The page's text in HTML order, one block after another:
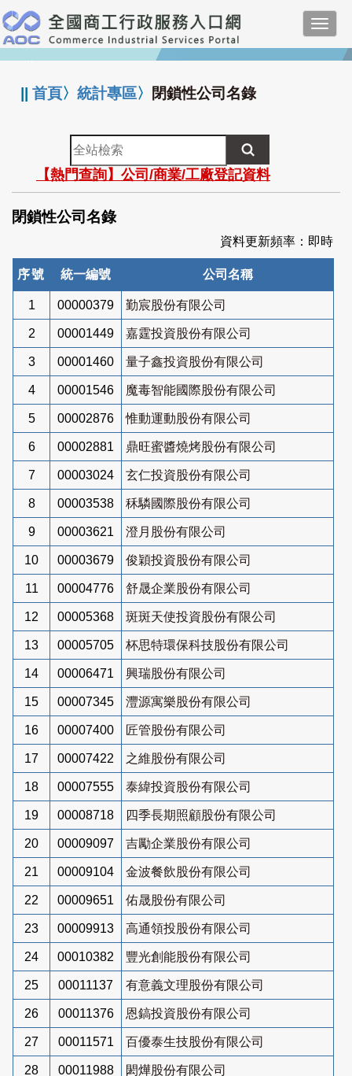
跳
到
主
要
:::
||首頁〉統計專區〉 閉鎖性公司名錄
全
站
檢
索
【熱門查詢】公司/商業/工廠登記資料
閉鎖性公司名錄
資料更新頻率：即時
序號 統一編號 公司名稱
1 00000379 勤宸股份有限公司
2 00001449 嘉霆投資股份有限公司
3 00001460 量子鑫投資股份有限公司
4 00001546 魔毒智能國際股份有限公司
5 00002876 惟動運動股份有限公司
6 00002881 鼎旺蜜醬燒烤股份有限公司
7 00003024 玄仁投資股份有限公司
8 00003538 秝驎國際股份有限公司
9 00003621 澄月股份有限公司
10 00003679 俊穎投資股份有限公司
11 00004776 舒晟企業股份有限公司
12 00005368 斑斑天使投資股份有限公司
13 00005705 杯思特環保科技股份有限公司
14 00006471 興瑞股份有限公司
15 00007345 灃源寓樂股份有限公司
16 00007400 匠管股份有限公司
17 00007422 之維股份有限公司
18 00007555 泰緯投資股份有限公司
19 00008718 四季長期照顧股份有限公司
20 00009097 吉勵企業股份有限公司
21 00009104 金波餐飲股份有限公司
22 00009651 佑晟股份有限公司
23 00009913 高通領投股份有限公司
24 00010382 豐光創能股份有限公司
25 00011137 有意義文理股份有限公司
26 00011376 恩鎬投資股份有限公司
27 00011571 百優泰生技股份有限公司
28 00011988 閎燁股份有限公司